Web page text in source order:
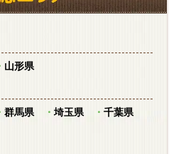
山形県
群馬県 埼玉県
千葉県